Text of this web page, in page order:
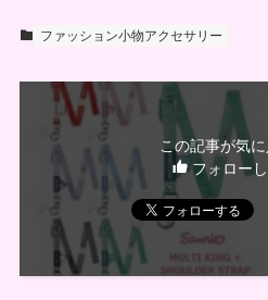
ファッション小物アクセサリー
この記事が気
フォロー